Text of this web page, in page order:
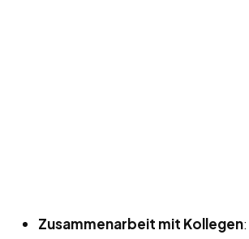
Zusammenarbeit mit Kollegen